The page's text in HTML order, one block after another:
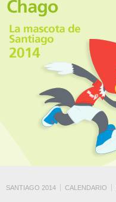
SANTIAGO 2014 CALENDARIO